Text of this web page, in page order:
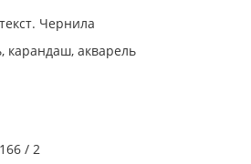
Чернила
карандаш, акварель
/ 2